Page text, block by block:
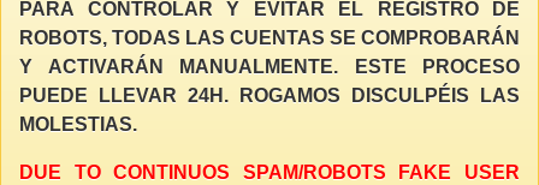
PARA CONTROLAR Y EVITAR EL REGISTRO DE
ROBOTS, TODAS LAS CUENTAS SE COMPROBARÁN
Y ACTIVARÁN MANUALMENTE. ESTE PROCESO
PUEDE LLEVAR 24H. ROGAMOS DISCULPÉIS LAS
MOLESTIAS.
DUE TO CONTINUOS SPAM/ROBOTS FAKE USER